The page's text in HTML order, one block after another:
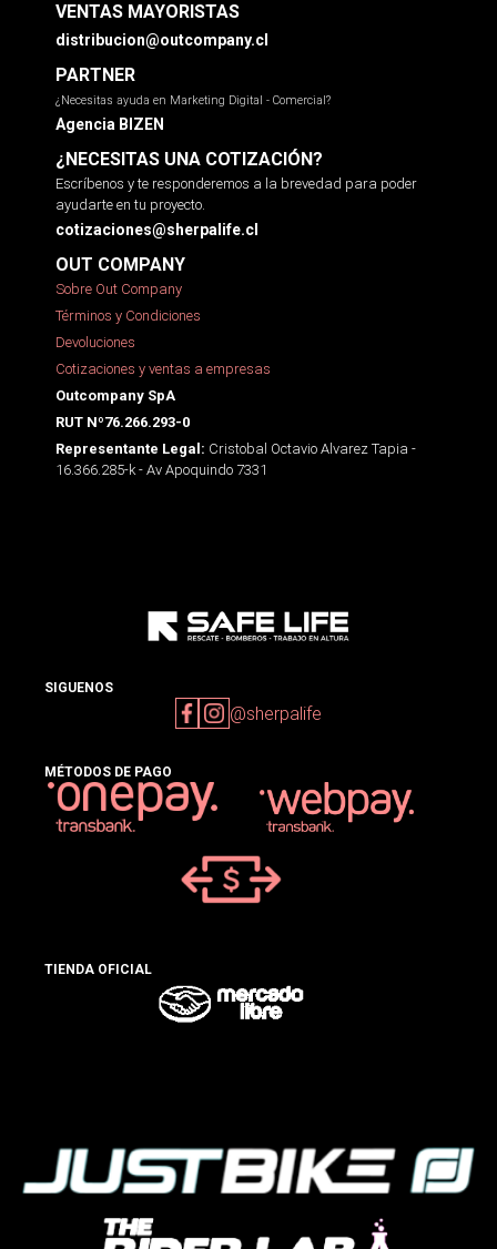
VENTAS MAYORISTAS
distribucion@outcompany.cl
PARTNER
¿Necesitas ayuda en Marketing Digital - Comercial?
Agencia BIZEN
¿NECESITAS UNA COTIZACIÓN?
Escríbenos y te responderemos a la brevedad para poder
ayudarte en tu proyecto.
cotizaciones@sherpalife.cl
OUT COMPANY
Sobre Out Company
Términos y Condiciones
Devoluciones
Cotizaciones y ventas a empresas
Outcompany SpA
RUT Nº76.266.293-0
Representante Legal: Cristobal Octavio Alvarez Tapia -
16.366.285-k - Av Apoquindo 7331
SIGUENOS
@sherpalife
MÉTODOS DE PAGO
TIENDA OFICIAL